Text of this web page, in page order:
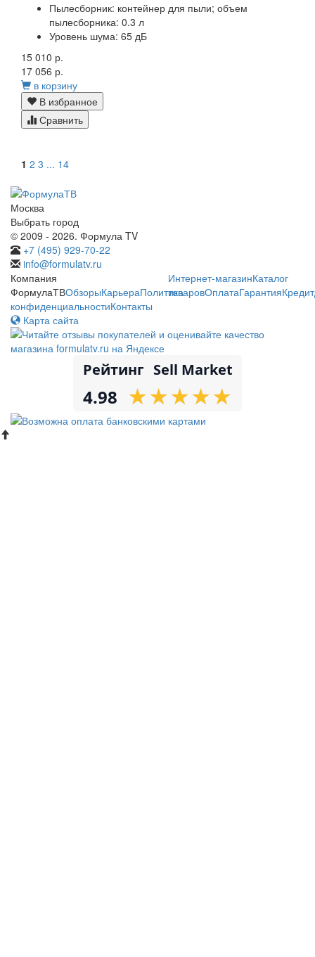
Пылесборник: контейнер для пыли; объем
пылесборника: 0.3 л
Уровень шума: 65 дБ
15 010 р.
17 056 р.
в корзину
В избранное
Сравнить
1 2 3 ... 14
Москва
Выбрать город
© 2009 - 2026. Формула TV
+7 (495) 929-70-22
info@formulatv.ru
Компания
ФормулаТВОбзорыКарьераПолитика
конфиденциальностиКонтакты
Интернет-магазинКаталог
товаровОплатаГарантияКредит
Карта сайта
Рейтинг Sell Market
4.98 ★
★★
★★
★★
★★
★